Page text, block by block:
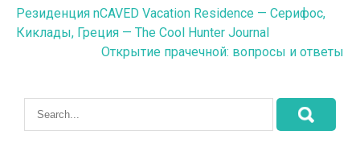
Навигация
по
записям
Резиденция nCAVED Vacation Residence — Серифос,
Киклады, Греция — The Cool Hunter Journal
Открытие прачечной: вопросы и ответы